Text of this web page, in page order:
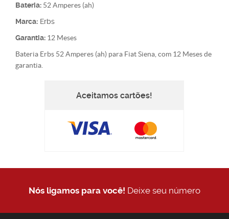
Bateria: 52 Amperes (ah)
Marca: Erbs
Garantia: 12 Meses
Bateria Erbs 52 Amperes (ah) para Fiat Siena, com 12 Meses de
garantia.
Aceitamos cartões!
Nós ligamos para você! Deixe seu número